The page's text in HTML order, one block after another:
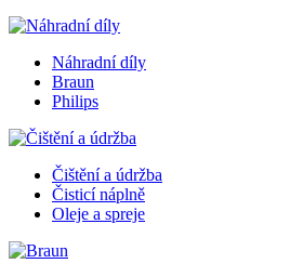
Náhradní díly
Braun
Philips
Čištění a údržba
Čisticí náplně
Oleje a spreje